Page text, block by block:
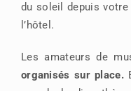
du soleil depuis
l’hôtel.
Les amateurs de
organisés sur place.